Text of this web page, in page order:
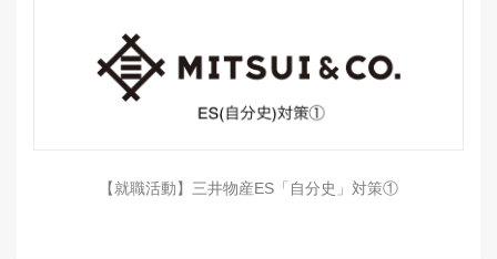
【就職活動】三井物産ES「自分史」対策①